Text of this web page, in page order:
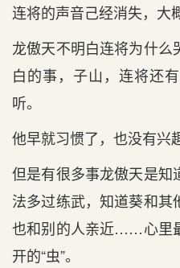
连将的声音己经消失，大
龙傲天不明白连将为什
白的事，子山，连将还
听。
他早就习惯了，也没有兴
但是有很多事龙傲天是
法多过练武，知道葵和
也和别的人亲近……心里
开的“虫”。